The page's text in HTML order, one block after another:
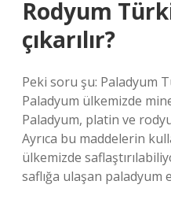
Rodyum
çıkarılır?
Peki soru şu: Paladyum
Paladyum ülkemizde
Paladyum, platin ve
Ayrıca bu maddelerin
ülkemizde
saflığa ulaşan paladyum